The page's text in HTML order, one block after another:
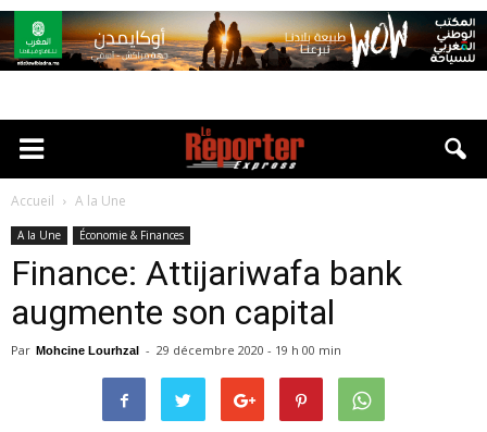
Accueil A la Une
A la Une Économie & Finances
Finance: Attijariwafa bank
augmente son capital
Par Mohcine Lourhzal - 29 décembre 2020 - 19 h 00 min